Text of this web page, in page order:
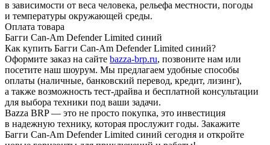
в зависимости от веса человека, рельефа местности, погоды
и температуры окружающей среды.
Оплата товара
Багги Can-Am Defender Limited синий
Как купить Багги Can-Am Defender Limited синий?
Оформите заказ на сайте bazza-brp.ru, позвоните нам или
посетите наш шоурум. Мы предлагаем удобные способы
оплаты (наличные, банковский перевод, кредит, лизинг),
а также возможность тест-драйва и бесплатной консультации
для выбора техники под ваши задачи.
Bazza BRP — это не просто покупка, это инвестиция
в надежную технику, которая прослужит годы. Закажите
Багги Can-Am Defender Limited синий сегодня и откройте